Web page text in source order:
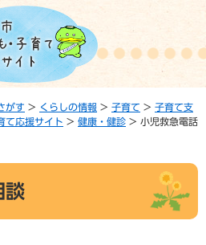
がす > くらしの情報 > 子育て > 子育て支
て応援サイト > 健康・健診 > 小児救急電話
談